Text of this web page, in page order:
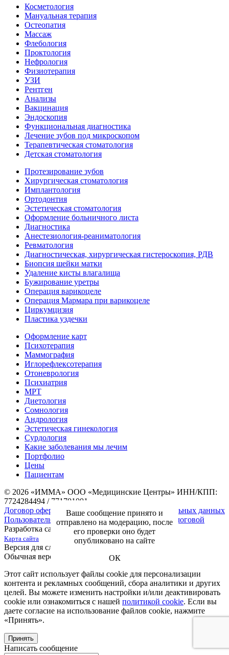
Косметология
Мануальная терапия
Остеопатия
Массаж
Флебология
Проктология
Нефрология
Физиотерапия
УЗИ
Рентген
Анализы
Вакцинация
Эндоскопия
Функциональная диагностика
Лечение зубов под микроскопом
Терапевтическая стоматология
Детская стоматология
Протезирование зубов
Хирургическая стоматология
Имплантология
Ортодонтия
Эстетическая стоматология
Оформление больничного листа
Диагностика
Анестезиология-реаниматология
Ревматология
Диагностическая, хирургическая гистероскопия, РДВ
Биопсия шейки матки
Удаление кисты влагалища
Бужирование уретры
Операция варикоцеле
Операция Мармара при варикоцеле
Циркумцизия
Пластика уздечки
Оформление карт
Психотерапия
Маммография
Иглорефлексотерапия
Отоневрология
Психиатрия
МРТ
Диетология
Сомнология
Андрология
Эстетическая гинекология
Сурдология
Какие заболевания мы лечим
Портфолио
Цены
Пациентам
© 2026 «ИММА» ООО «Медицинские Центры» ИНН/КПП:
7724284494 / 771701001
Договор оферты
Согласие на обработку персональных данных
Пользовательское соглашение Документы для налоговой
Разработка сайта —NIKOLAND
Карта сайта
Версия для слабовидящих
Обычная версия
Этот сайт использует файлы cookie для персонализации
контента и рекламных сообщений, сбора аналитики и других
целей. Вы можете изменить настройки и/или деактивировать
cookie или ознакомиться с нашей политикой cookie. Если вы
даете согласие на использование файлов cookie, нажмите
«Принять».
Принять
Написать сообщение
Ваше сообщение принято и
отправлено на модерацию, после
его проверки оно будет
опубликовано на сайте
ОК